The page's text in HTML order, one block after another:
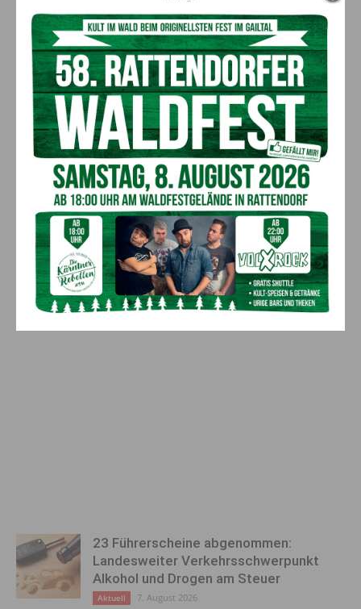
„Sein Charakter bleibt unersetzbar“ –
Fußballverein nimmt Abschied
Aktuell 7. August 2026
Bargeld im Bankomaten vergessen –
Polizei bittet um Hinweise
Aktuell 7. August 2026
Lienz: Bub (4) nach Badeunfall
reanimiert – Polizei sucht Zeugen
Aktuell 7. August 2026
Anzeige
23 Führerscheine abgenommen:
Landesweiter Verkehrsschwerpunkt
Alkohol und Drogen am Steuer
Aktuell 7. August 2026